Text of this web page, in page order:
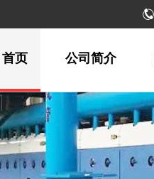
首页 公司简介